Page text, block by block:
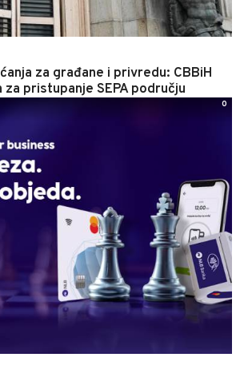
za građane i privredu: CBBiH
pristupanje SEPA području
0